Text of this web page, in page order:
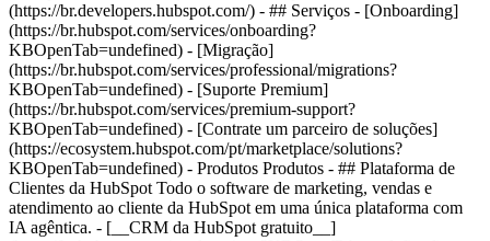
(https://br.developers.hubspot.com/) - ## Serviços - [Onboarding]
(https://br.hubspot.com/services/onboarding?
KBOpenTab=undefined) - [Migração]
(https://br.hubspot.com/services/professional/migrations?
KBOpenTab=undefined) - [Suporte Premium]
(https://br.hubspot.com/services/premium-support?
KBOpenTab=undefined) - [Contrate um parceiro de soluções]
(https://ecosystem.hubspot.com/pt/marketplace/solutions?
KBOpenTab=undefined) - Produtos Produtos - ## Plataforma de Clientes da HubSpot Todo o software de marketing, vendas e atendimento ao cliente da HubSpot em uma única plataforma com IA agêntica. - [__CRM da HubSpot gratuito__](https://br.hubspot.com/products/crm?KBOpenTab=undefined) - [__Conheça todos os produtos__](https://br.hubspot.com/products/get-started?KBOpenTab=undefined) - [![195140668528](https://53.fs1.hubspotusercontent-na1.net/hubfs/53/assets/hubspot.com/global-navigation/2025/marketing-hub.svg) \ __Marketing Hub__ \ Software de automação de marketing](https://br.hubspot.com/products/marketing?KBOpenTab=undefined) - [![195146645596](https://53.fs1.hubspotusercontent-na1.net/hubfs/53/assets/hubspot.com/global-navigation/2025/sales-hub.svg) \ __Sales Hub__ \ Software de vendas](https://br.hubspot.com/products/sales?KBOpenTab=undefined) - [![195140668527](https://53.fs1.hubspotusercontent-na1.net/hubfs/53/assets/hubspot.com/global-navigation/2025/service-hub.svg) \ __Service Hub__ \ Software de atendimento ao cliente](https://br.hubspot.com/products/service?KBOpenTab=undefined) - [![195140649745](https://53.fs1.hubspotusercontent-na1.net/hubfs/53/assets/hubspot.com/global-navigation/2025/content-hub.svg) \ __Content Hub__ \ Software de marketing de conteúdo](https://br.hubspot.com/products/content?KBOpenTab=undefined) - [![195289608884](https://53.fs1.hubspotusercontent-na1.net/hubfs/53/assets/hubspot.com/global-navigation/2025/data-hub.svg) \ __Data Hub__ \ Software de gestão de dados](https://br.hubspot.com/products/data?KBOpenTab=undefined) - [![195140609672](https://53.fs1.hubspotusercontent-na1.net/hubfs/53/assets/hubspot.com/global-navigation/2025/commerce-hub.svg) \ __Revenue Hub__ \ Software de CPQ, faturamento e pagamentos](https://br.hubspot.com/products/revenue?KBOpenTab=undefined) - [![ProductIcons_AgentHub_Icon_Orange](https://53.fs1.hubspotusercontent-na1.net/hubfs/53/assets/webteam-cms-portal/images/breeze/ProductIcons_AgentHub_Icon_Orange.svg) \ __Agent Hub__ \ O espaço central para criar e gerenciar agentes de IA em toda a plataforma](https://br.hubspot.com/products/artificial-intelligence?KBOpenTab=undefined) - [![188619147390](https://53.fs1.hubspotusercontent-na1.net/hubfs/53/assets/hubspot.com/global-navigation/help-me-choose-tool.svg) \ __Precisa de ajuda para escolher?__ \ Responda algumas perguntas e nós te ajudaremos a achar os produtos ideais para o seu negócio.](https://br.hubspot.com/products/help-me-choose?KBOpenTab=undefined) - [![195140649746](https://53.fs1.hubspotusercontent-na1.net/hubfs/53/assets/hubspot.com/global-navigation/2025/small-business.svg) \ __Pacote para pequenas empresas__ \ A edição Starter de cada produto, desenvolvida para startups e pequenas empresas](https://br.hubspot.com/products/crm/starter?KBOpenTab=undefined) - [![210646671655](https://53.fs1.hubspotusercontent-na1.net/hubfs/53/assets/hubspot.com/global-navigation/2025/aeo.svg) \ __AEO (Beta)__ \ Ferramentas de otimização para mecanismos de resposta que rastreiam e melhoram a visibilidade da sua marca nos resultados de IA.](https://br.hubspot.com/products/aeo?KBOpenTab=undefined) - [![195140649747](https://53.fs1.hubspotusercontent-na1.net/hubfs/53/assets/hubspot.com/global-navigation/2025/app-marketplace.svg) \ __HubSpot Marketplace__ \ Conecte seus aplicativos favoritos à HubSpot](https://ecosystem.hubspot.com/pt/marketplace/apps?KBOpenTab=undefined) - Soluções Soluções - Por tipo de uso - ## Marketing - [Gere leads](https://br.hubspot.com/use-case/drive-revenue-high-quality-leads?KBOpenTab=undefined) - [Automatize o marketing](https://br.hubspot.com/use-case/maximize-efficiency-ai-automation?KBOpenTab=undefined) - ## Vendas - [Crie pipelines](https://br.hubspot.com/use-case/build-sales-pipeline?KBOpenTab=undefined) - [Fechar negócios](https://br.hubspot.com/use-case/close-more-deals?KBOpenTab=undefined) - ## Atendimento ao cliente - [Expanda o suporte](https://br.hubspot.com/use-case/scale-customer-service-support?KBOpenTab=undefined) - [Melhore a retenção](https://br.hubspot.com/use-case/drive-customer-satisfaction?KBOpenTab=undefined) - ## Conteúdo - [Crie conteúdo](https://br.hubspot.com/use-case/create-content-for-customer-journey?KBOpenTab=undefined) - [Gerencie conteúdo](https://br.hubspot.com/use-case/manage-content?KBOpenTab=undefined) - ## Startups e pequenas empresas - [Encontre e alcance clientes](https://br.hubspot.com/use-case/find-and-reach-customers?KBOpenTab=undefined) - [Aumente as vendas e receba pagamentos](https://br.hubspot.com/use-case/grow-sales-and-get-paid-faster?KBOpenTab=undefined) - [Organize os dados do cliente](https://br.hubspot.com/use-case/understand-and-organize-customer-data?KBOpenTab=undefined) - ## Inteligência artificial - [Resolva dúvidas de seus clientes 24/7](https://br.hubspot.com/products/artificial-intelligence/ai-customer-service-agent?KBOpenTab=undefined) - [Automatize a prospecção de vendas](https://br.hubspot.com/products/sales/ai-prospecting-agent?KBOpenTab=undefined) - [Faça uma análise mais rápida de seus clientes](https://br.hubspot.com/products/artificial-intelligence/ai-data-agent?KBOpenTab=undefined) - Por tamanho da equipe - ## Por tamanho da equipe - ![195309752641](https://53.fs1.hubspotusercontent-na1.net/hub/53/hubfs/assets/hubspot.com/global-navigation/2025/Small%20Businesses%20%26%20Start%20ups.webp?width=1035&height=450&name=Small%20Businesses%20%26%20Start%20ups.webp) ### Para pequenas empresas e startups A Plataforma de Clientes Starter da HubSpot ajuda sua startup ou pequena empresa em crescimento a encontrar e conquistar clientes desde o primeiro dia. [Saiba mais sobre a Plataforma de Clientes Starter da HubSpot](https://br.hubspot.com/products/crm/starter?KBOpenTab=undefined) - ![195309752642](https://53.fs1.hubspotusercontent-na1.net/hub/53/hubfs/assets/hubspot.com/global-navigation/2025/Enterprise.webp?width=1035&height=450&name=Enterprise.webp) ### Para grandes empresas A Plataforma de Clientes Enterprise integrada da HubSpot é poderosa e fácil de usar. [Saiba mais sobre a Plataforma de Clientes Enterprise da HubSpot](https://br.hubspot.com/products/crm/enterprise?KBOpenTab=undefined) - Por que a HubSpot? - ## Por que a HubSpot? - ![195309752643](https://53.fs1.hubspotusercontent-na1.net/hub/53/hubfs/assets/hubspot.com/global-navigation/2025/Why%20Choose%20HubSpot.webp?width=1035&height=450&name=Why%20Choose%20HubSpot.webp) ### Por que escolher a HubSpot? Depois de apenas um ano, os clientes da HubSpot adquirem 129% mais leads, fecham 36% mais negócios e observam uma melhoria de 37% nas taxas de fechamento de tickets. [Saiba mais sobre o que diferencia a solução da HubSpot](https://br.hubspot.com/why-choose-hubspot?KBOpenTab=undefined) - ![195303448595](https://53.fs1.hubspotusercontent-na1.net/hub/53/hubfs/assets/hubspot.com/global-navigation/2025/Case%20Studies.webp?width=1035&height=450&name=Case%20Studies.webp) ### Estudos de caso Conheça empresas como a sua em todo o mundo que usam a HubSpot para unir suas equipes, capacitar seus negócios e crescer melhor. [Veja todos os estudos de caso](https://br.hubspot.com/case-studies?KBOpenTab=undefined) - ![191228329371](https://53.fs1.hubspotusercontent-na1.net/hub/53/hubfs/spotlight_resized_518x225.png?width=518&height=225&name=spotlight_resized_518x225.png) ### Spotlight: atualizações de produtos Saiba mais sobre os lançamentos e anúncios de produtos da HubSpot nesta vitrine semestral de produtos. [Veja as atualizações de nossos produtos](https://br.hubspot.com/spotlight?KBOpenTab=undefined) - [Preços](https://br.hubspot.com/pricing/marketing?KBOpenTab=undefined) - Recursos Recursos - ## Link em destaque - [Spotlight: atualizações de produtos](https://br.hubspot.com/spotlight?KBOpenTab=undefined) - [Novidades na HubSpot](https://br.hubspot.com/new?KBOpenTab=undefined) - [Por que escolher a HubSpot?](https://br.hubspot.com/why-choose-hubspot?KBOpenTab=undefined) - [Sustentabilidade \ EN](https://www.hubspot.com/sustainability?KBOpenTab=undefined) - ## Comunidade e eventos - [Evento UNBOUND](https://unbound.hubspot.com/) - [Webinares](https://br.hubspot.com/resources/webinar#resource-library-page-headers) - [Comunidade HubSpot](https://community.hubspot.com/) - [Grupos de Usuários da HubSpot \ EN](https://www.hubspot.com/hubspot-user-groups?KBOpenTab=undefined) - ## Parceiros - [Programa de Parceiros de Soluções](https://br.hubspot.com/partners/solutions?KBOpenTab=undefined) - [Programa de Parceiros Afiliados](https://br.hubspot.com/partners/affiliates?KBOpenTab=undefined) - ## Educação - [O Manual do Loop Marketing](https://br.hubspot.com/loop-marketing?KBOpenTab=undefined) - [O que é inbound marketing?](https://br.hubspot.com/inbound-marketing?KBOpenTab=undefined) - [Blogs da HubSpot](https://br.hubspot.com/blog?KBOpenTab=undefined) - [Cursos e certificações gratuitos](https://academy.hubspot.com/pt/?KBOpenTab=undefined) - [E-books, guias e muito mais](https://br.hubspot.com/resources?KBOpenTab=undefined) - [Central de Conhecimento da HubSpot](https://knowledge.hubspot.com/pt?KBOpenTab=undefined) - ## Ferramentas - [Templates para si